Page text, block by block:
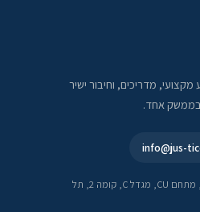
מדריכים, וחיבור ישיר
בממשק אחד.
רחוב ראול ולנברג 18, מתחם CU, מגדל C, קומה 2, תל